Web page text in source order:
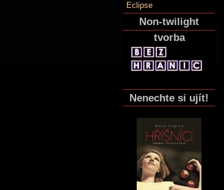
Eclipse
Non-twilight
tvorba
Nenechte si ujít!